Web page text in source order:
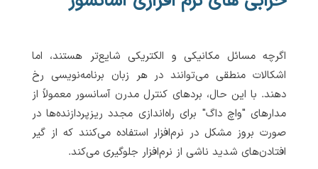
اگرچه مسائل مکانیکی و الکتریکی شایع‌تر هستند، اما
اشکالات منطقی می‌توانند در هر زبان برنامه‌نویسی رخ
دهند. با این حال، بردهای کنترل مدرن آسانسور معمولاً از
مدارهای "واچ داگ" برای راه‌اندازی مجدد ریزپردازنده‌ها در
صورت بروز مشکل در نرم‌افزار استفاده می‌کنند که از گیر
افتادن‌های شدید ناشی از نرم‌افزار جلوگیری می‌کند.